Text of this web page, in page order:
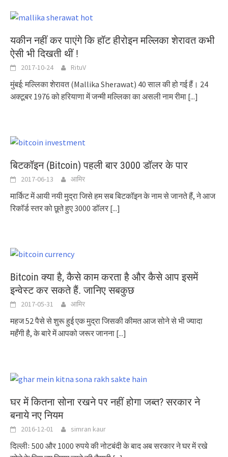
यकीन नहीं कर पाएंगे कि हॉट हीरोइन मल्लिका शेरावत कभी
ऐसी भी दिखती थीं !
2017-10-24 RituV
मुंबई: मल्लिका शेरावत (Mallika Sherawat) 40 साल की हो गई हैं। 24
अक्टूबर 1976 को हरियाणा में जन्मी मल्लिका का असली नाम रीमा [...]
बिटकॉइन (Bitcoin) पहली बार 3000 डॉलर के पार
2017-06-13 आमिर
मार्किट में आयी नयी मुद्रा जिसे हम सब बिटकॉइन के नाम से जानते हैं, ने आज
रिकॉर्ड स्तर को छूते हुए 3000 डॉलर [...]
Bitcoin क्या है, कैसे काम करता है और कैसे आप इसमें
इन्वेस्ट कर सकते हैं. जानिए सबकुछ
2017-05-31 आमिर
महज 52 पैसे से शुरू हुई एक मुद्रा जिसकी कीमत आज सोने से भी ज्यादा
महँगी है, के बारे में आपको जरूर जानना [...]
घर में कितना सोना रखने पर नहीं होगा जब्त? सरकार ने
बनाये नए नियम
2016-12-01 simran kaur
दिल्लीः 500 और 1000 रुपये की नोटबंदी के बाद अब सरकार ने घर में रखे